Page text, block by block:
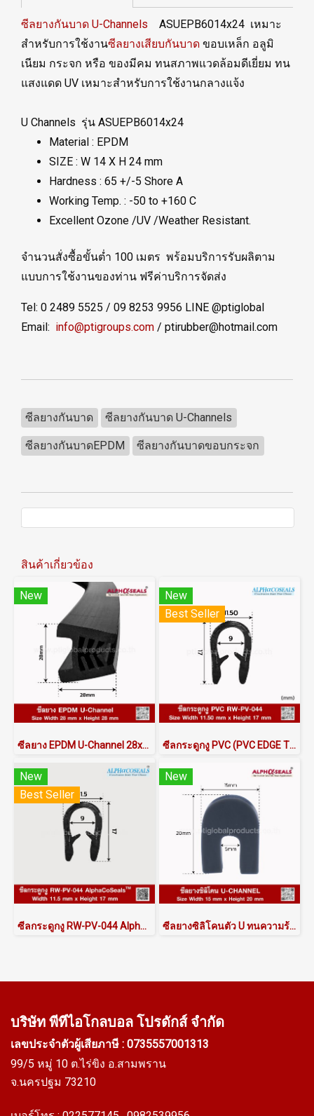
ซีลยางกันบาด U-Channels
ASUEPB6014x24 เหมาะ
สำหรับการใช้งานซีลยางเสียบกันบาด ขอบเหล็ก อลูมิ
เนียม กระจก หรือ ของมีคม ทนสภาพแวดล้อมดีเยี่ยม ทน
แสงแดด UV เหมาะสำหรับการใช้งานกลางแจ้ง
U Channels รุ่น ASUEPB6014x24
Material : EPDM
SIZE : W 14 X H 24 mm
Hardness : 65 +/-5 Shore A
Working Temp. : -50 to +160 C
Excellent Ozone /UV /Weather Resistant.
จำนวนสั่งซื้อขั้นต่ำ 100 เมตร พร้อมบริการรับผลิตาม
แบบการใช้งานของท่าน ฟรีค่าบริการจัดส่ง
Tel: 0 2489 5525 / 09 8253 9956 LINE @ptiglobal
Email: info@ptigroups.com / ptirubber@hotmail.com
ซีลยางกันบาด ซีลยางกันบาด U-Channels
ซีลยางกันบาดEPDM ซีลยางกันบาดขอบกระจก
สินค้าเกี่ยวข้อง
New
ซีลยาง EPDM U-Channel 28x28mm
New
Best Seller
ซีลกระดูกงู PVC (PVC EDGE TRIM) RW-PV-044
New
Best Seller
ซีลกระดูกงู RW-PV-044 AlphaCoSeals™
New
ซีลยางซิลิโคนตัว U ทนความร้อน ASUQSDG6015X20 | AlphaSeals®
บริษัท พีทีไอโกลบอล โปรดักส์ จำกัด
เลขประจำตัวผู้เสียภาษี : 0735557001313
99/5 หมู่ 10 ต.ไร่ขิง อ.สามพราน
จ.นครปฐม 73210